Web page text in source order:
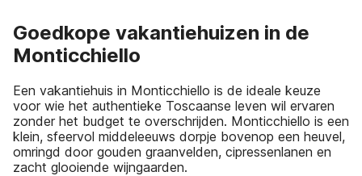
Goedkope vakantiehuizen in de
Monticchiello
Een vakantiehuis in Monticchiello is de ideale keuze
voor wie het authentieke Toscaanse leven wil ervaren
zonder het budget te overschrijden. Monticchiello is een
klein, sfeervol middeleeuws dorpje bovenop een heuvel,
omringd door gouden graanvelden, cipressenlanen en
zacht glooiende wijngaarden.